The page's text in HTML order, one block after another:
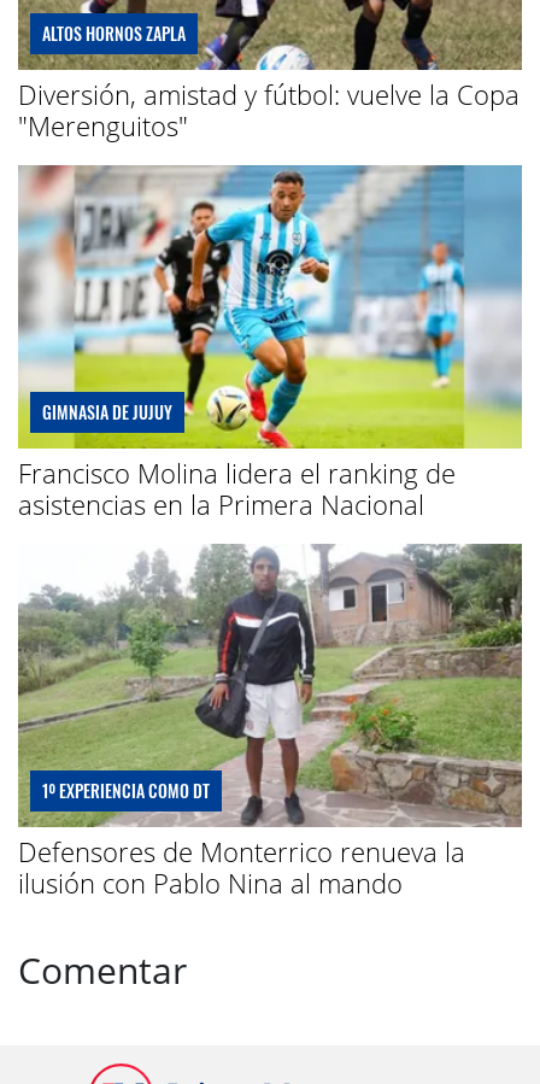
ALTOS HORNOS ZAPLA
Diversión, amistad y fútbol: vuelve la Copa
"Merenguitos"
GIMNASIA DE JUJUY
Francisco Molina lidera el ranking de
asistencias en la Primera Nacional
1º EXPERIENCIA COMO DT
Defensores de Monterrico renueva la
ilusión con Pablo Nina al mando
Comentar